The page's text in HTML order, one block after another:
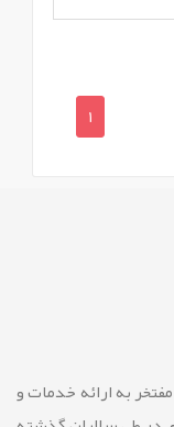
1
به ارائه خدمات و